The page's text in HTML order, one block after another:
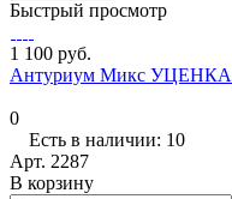
Быстрый просмотр
1 100 руб.
Антуриум Микс УЦЕНКА
0
Есть в наличии: 10
Арт. 2287
В корзину